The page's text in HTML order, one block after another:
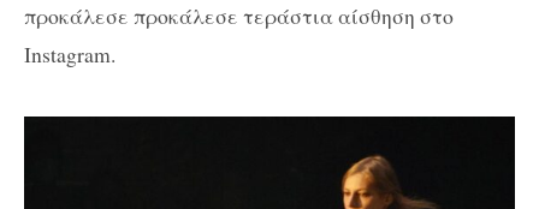
προκάλεσε προκάλεσε τεράστια αίσθηση στο
Instagram.